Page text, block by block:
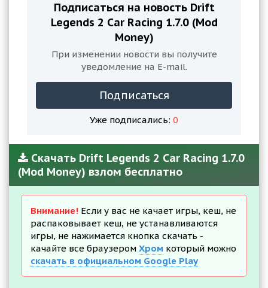
Подписаться на новость Drift
Legends 2 Car Racing 1.7.0 (Mod
Money)
При изменении новости вы получите
уведомление на E-mail.
Подписаться
Уже подписались: 0
Скачать Drift Legends 2 Car Racing 1.7.0
(Mod Money) взлом бесплатно
Внимание! Если у вас не качает игры, кеш, не
распаковывает кеш, не устанавливаются
игры, не нажимается кнопка скачать -
качайте все браузером Хром который можно
скачать в официальном Google Play